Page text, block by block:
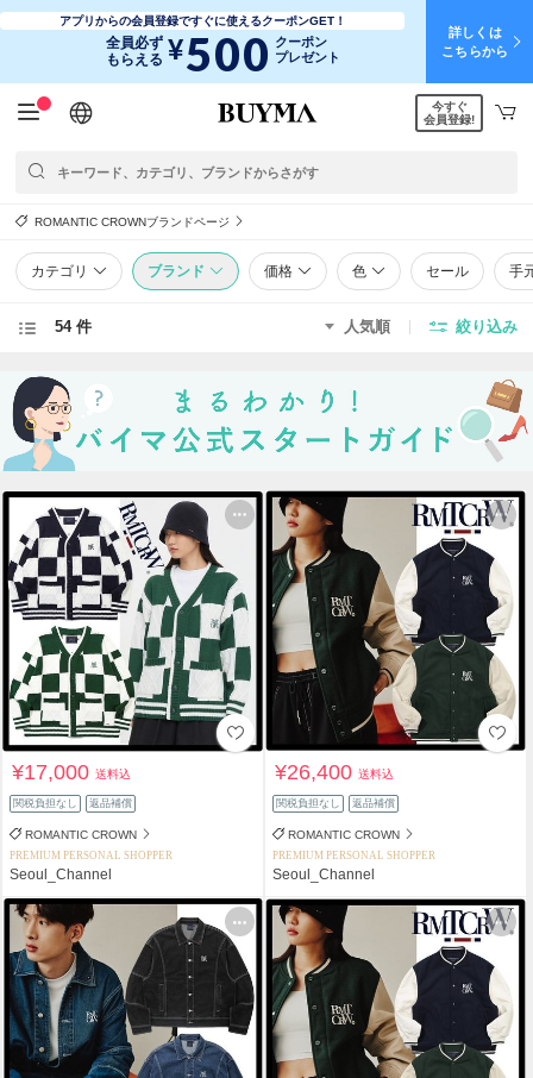
アプリからの会員登録ですぐに使えるクーポンGET！
全員必ず
もらえる ¥500 クーポン
プレゼント
詳しくは
こちらから
日本語
English
简体中文
繁體中文
今すぐ
会員登録!
ROMANTIC CROWNブランドページ
カテゴリ ブランド 価格 色 セール 手
54 件 人気順 絞り込み
¥17,000送料込
関税負担なし 返品補償
ROMANTIC CROWN
PREMIUM PERSONAL SHOPPER
Seoul_Channel
¥26,400送料込
関税負担なし 返品補償
ROMANTIC CROWN
PREMIUM PERSONAL SHOPPER
Seoul_Channel